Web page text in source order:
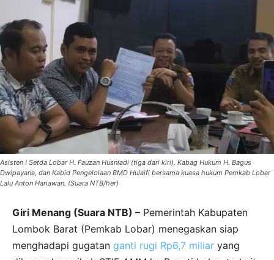
Asisten I Setda Lobar H. Fauzan Husniadi (tiga dari kiri), Kabag Hukum H. Bagus
Dwipayana, dan Kabid Pengelolaan BMD Hulaifi bersama kuasa hukum Pemkab Lobar
Lalu Anton Hariawan. (Suara NTB/her)
Giri Menang (Suara NTB) – Pemerintah Kabupaten
Lombok Barat (Pemkab Lobar) menegaskan siap
menghadapi gugatan ganti rugi Rp6,7 miliar yang